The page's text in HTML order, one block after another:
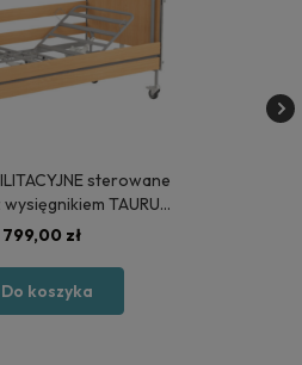
sterowane
TAURUS
799,00 zł
Do koszyka